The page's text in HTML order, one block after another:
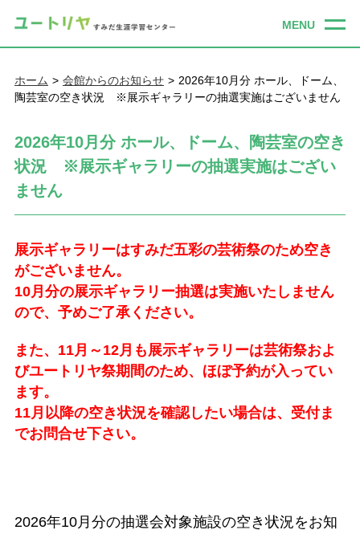
ホーム 会館からのお知らせ
2026年10月分 ホール、ドーム、
陶芸室の空き状況 ※展示ギャラリーの抽選実施はございません
2026年10月分 ホール、ドーム、陶芸室の空き
状況 ※展示ギャラリーの抽選実施はござい
ません
展示ギャラリーはすみだ五彩の芸術祭のため空き
がございません。
10月分の展示ギャラリー抽選は実施いたしません
ので、予めご了承ください。
また、11月～12月も展示ギャラリーは芸術祭およ
びユートリヤ祭期間のため、ほぼ予約が入ってい
ます。
11月以降の空き状況を確認したい場合は、受付ま
でお問合せ下さい。
2026年10月分の抽選会対象施設の空き状況をお知